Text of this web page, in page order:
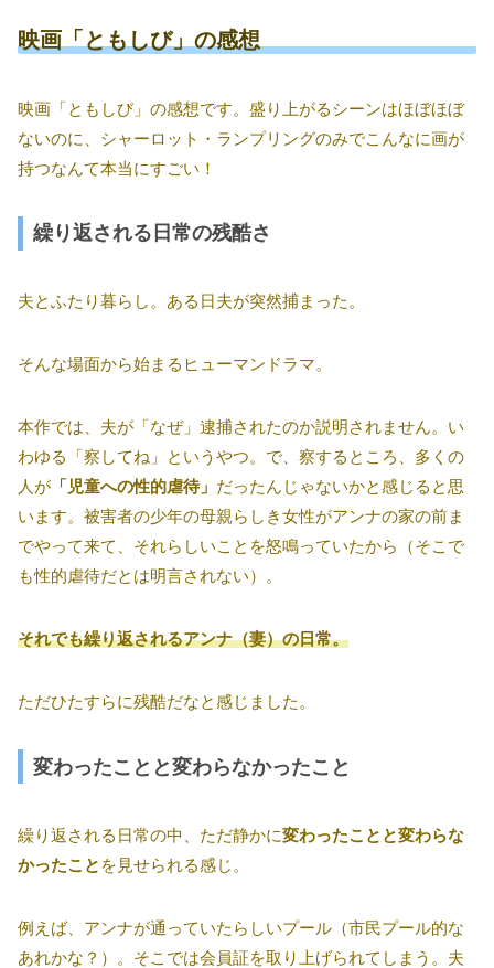
映画「ともしび」の感想
映画「ともしび」の感想です。盛り上がるシーンはほぼほぼ
ないのに、シャーロット・ランプリングのみでこんなに画が
持つなんて本当にすごい！
繰り返される日常の残酷さ
夫とふたり暮らし。ある日夫が突然捕まった。
そんな場面から始まるヒューマンドラマ。
本作では、夫が「なぜ」逮捕されたのか説明されません。い
わゆる「察してね」というやつ。で、察するところ、多くの
人が 「児童への性的虐待」 だったんじゃないかと感じると思
います。被害者の少年の母親らしき女性がアンナの家の前ま
でやって来て、それらしいことを怒鳴っていたから（そこで
も性的虐待だとは明言されない）。
それでも繰り返されるアンナ（妻）の日常。
ただひたすらに残酷だなと感じました。
変わったことと変わらなかったこと
繰り返される日常の中、ただ静かに変わったことと変わらな
かったこと を見せられる感じ。
例えば、アンナが通っていたらしいプール（市民プール的な
あれかな？）。そこでは会員証を取り上げられてしまう。夫